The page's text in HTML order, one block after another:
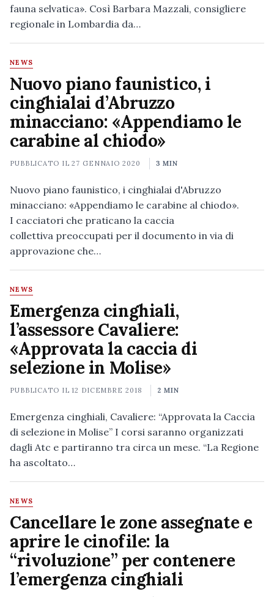
fauna selvatica». Così Barbara Mazzali, consigliere
regionale in Lombardia da…
NEWS
Nuovo piano faunistico, i
cinghialai d’Abruzzo
minacciano: «Appendiamo le
carabine al chiodo»
PUBBLICATO IL27 GENNAIO 2020 3 MIN
Nuovo piano faunistico, i cinghialai d'Abruzzo
minacciano: «Appendiamo le carabine al chiodo».
I cacciatori che praticano la caccia
collettiva preoccupati per il documento in via di
approvazione che…
NEWS
Emergenza cinghiali,
l’assessore Cavaliere:
«Approvata la caccia di
selezione in Molise»
PUBBLICATO IL12 DICEMBRE 2018 2 MIN
Emergenza cinghiali, Cavaliere: “Approvata la Caccia
di selezione in Molise” I corsi saranno organizzati
dagli Atc e partiranno tra circa un mese. “La Regione
ha ascoltato…
NEWS
Cancellare le zone assegnate e
aprire le cinofile: la
“rivoluzione” per contenere
l’emergenza cinghiali